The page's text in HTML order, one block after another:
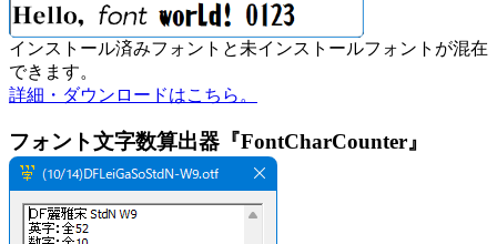
インストール済みフォントと未インストールフォントが混在
できます。
詳細・ダウンロードはこちら。
フォント文字数算出器『FontCharCounter』